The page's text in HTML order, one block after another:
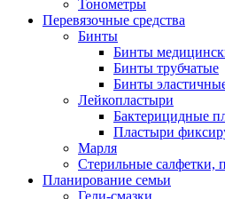
Тонометры
Перевязочные средства
Бинты
Бинты
Бинты трубчатые
Бинты
Лейкопластыри
Бактерицидные
Пластыри
Марля
Стерильные салфетки,
Планирование семьи
Гели-смазки